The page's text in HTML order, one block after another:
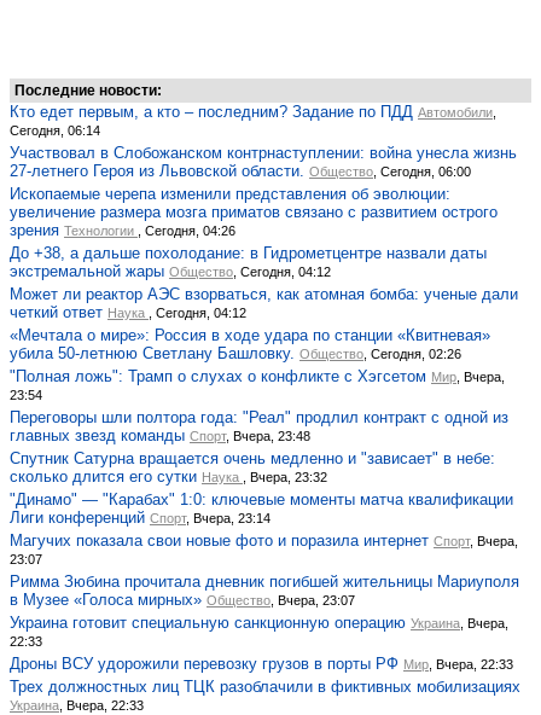
Последние новости:
Кто едет первым, а кто – последним? Задание по ПДД Автомобили
Сегодня, 06:14
Участвовал в Слобожанском контрнаступлении: война унесла жизнь
27-летнего Героя из Львовской области.
Общество , Сегодня, 06:00
Ископаемые черепа изменили представления об эволюции:
увеличение размера мозга приматов связано с развитием острого
зрения Технологии , Сегодня, 04:26
До +38, а дальше похолодание: в Гидрометцентре назвали даты
экстремальной жары Общество , Сегодня, 04:12
Может ли реактор АЭС взорваться, как атомная бомба: ученые дали
четкий ответ Наука , Сегодня, 04:12
«Мечтала о мире»: Россия в ходе удара по станции «Квитневая»
убила 50-летнюю Светлану Башловку. Общество , Сегодня, 02:26
"Полная ложь": Трамп о слухах о конфликте с Хэгсетом Мир , Вчера,
23:54
Переговоры шли полтора года: "Реал" продлил контракт с одной из
главных звезд команды Спорт, Вчера, 23:48
Спутник Сатурна вращается очень медленно и "зависает" в небе:
сколько длится его сутки Наука , Вчера, 23:32
"Динамо" — "Карабах" 1:0: ключевые моменты матча квалификации
Лиги конференций Спорт, Вчера, 23:14
Магучих показала свои новые фото и поразила интернет Спорт, Вчера,
23:07
Римма Зюбина прочитала дневник погибшей жительницы Мариуполя
в Музее «Голоса мирных» Общество , Вчера, 23:07
Украина готовит специальную санкционную операцию Украина , Вчера,
22:33
Дроны ВСУ удорожили перевозку грузов в порты РФ Мир , Вчера, 22:33
Трех должностных лиц ТЦК разоблачили в фиктивных мобилизациях
Украина , Вчера, 22:33